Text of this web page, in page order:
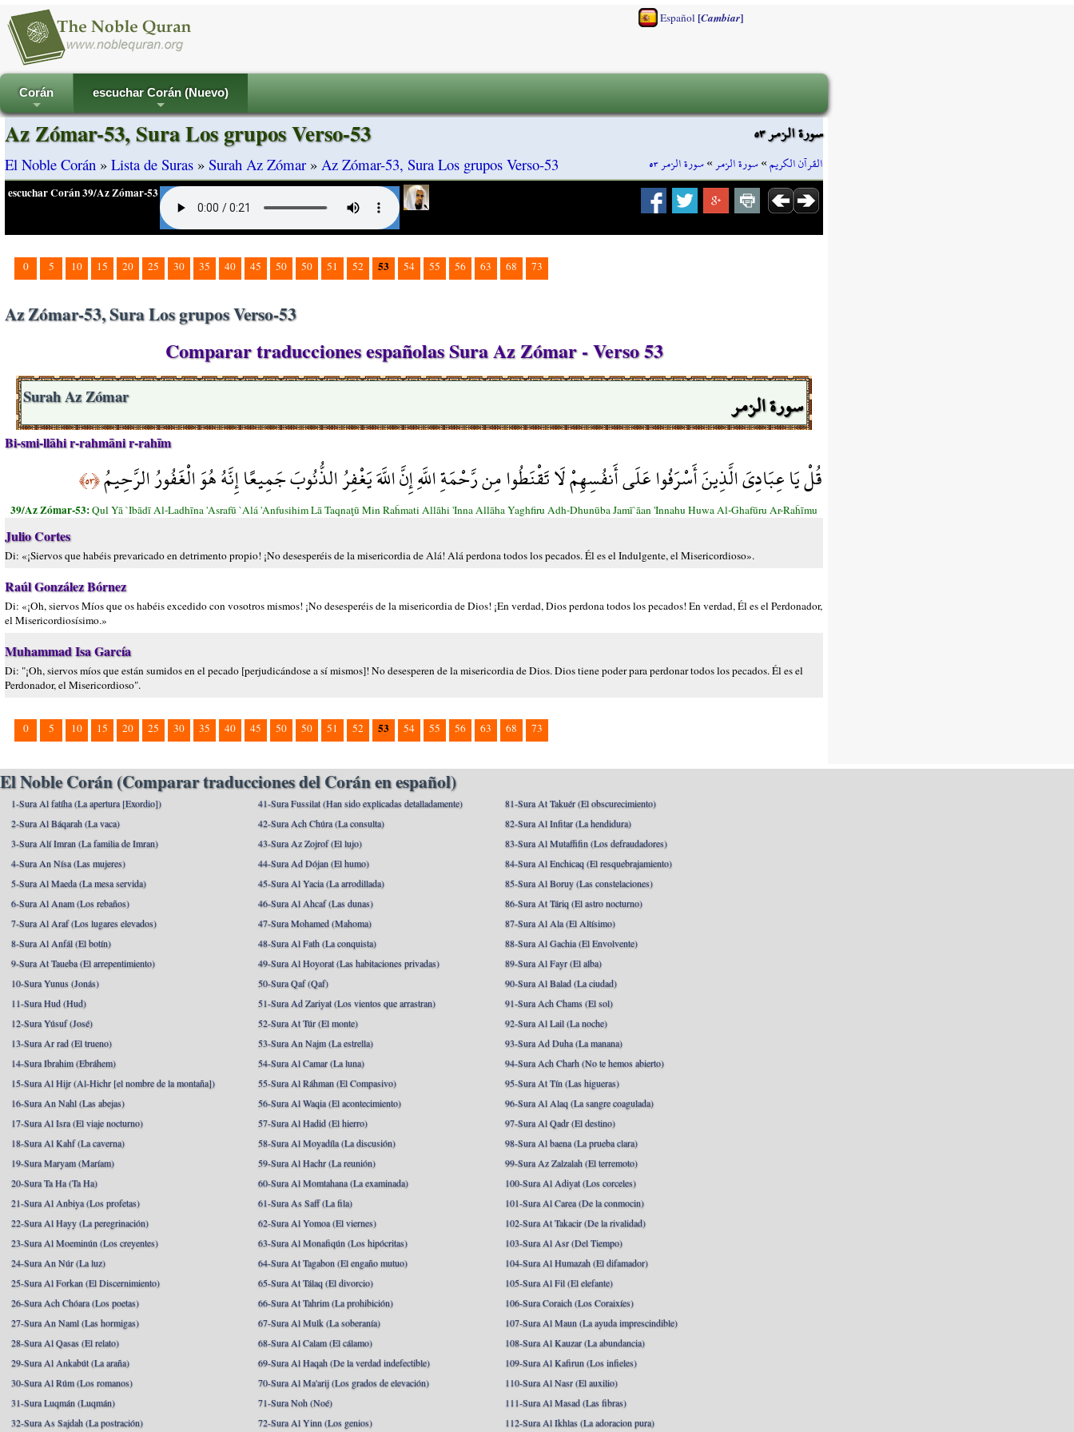
Español [Cambiar]
+
Corán
+
escuchar Corán (Nuevo)
سورة الزمر ٥٣
القرآن الكريم»سورة الزمر»سورة الزمر ٥٣
Az Zómar-53, Sura Los grupos Verso-53
El Noble Corán » Lista de Suras » Surah Az Zómar » Az Zómar-53, Sura Los grupos Verso-53
escuchar Corán 39/Az Zómar-53
0 5 10 15 20 25 30 35 40 45 50 50 51 52 53 54 55 56 63 68 73
Az Zómar-53, Sura Los grupos Verso-53
Comparar traducciones españolas Sura Az Zómar - Verso 53
سورة الزمر Surah Az Zómar
Bi-smi-llāhi r-rahmāni r-rahīm
قُلْ يَا عِبَادِيَ الَّذِينَ أَسْرَفُوا عَلَى أَنفُسِهِمْ لَا تَقْنَطُوا مِن رَّحْمَةِ اللَّهِ إِنَّ اللَّهَ يَغْفِرُ الذُّنُوبَ جَمِيعًا إِنَّهُ هُوَ الْغَفُورُ الرَّحِيمُ﴿٥٣﴾
39/Az Zómar-53:Qul Yā `Ibādī Al-Ladhīna 'Asrafū `Alá 'Anfusihim Lā Taqnaţū Min Raĥmati Allāhi 'Inna Allāha Yaghfiru Adh-Dhunūba Jamī`āan 'Innahu Huwa Al-Ghafūru Ar-Raĥīmu
Julio Cortes
Di: «¡Siervos que habéis prevaricado en detrimento propio! ¡No desesperéis de la misericordia de Alá! Alá perdona todos los pecados. Él es el Indulgente, el Misericordioso».
Raúl González Bórnez
Di: «¡Oh, siervos Míos que os habéis excedido con vosotros mismos! ¡No desesperéis de la misericordia de Dios! ¡En verdad, Dios perdona todos los pecados! En verdad, Él es el Perdonador,
el Misericordiosísimo.»
Muhammad Isa García
Di: "¡Oh, siervos míos que están sumidos en el pecado [perjudicándose a sí mismos]! No desesperen de la misericordia de Dios. Dios tiene poder para perdonar todos los pecados. Él es el
Perdonador, el Misericordioso".
0 5 10 15 20 25 30 35 40 45 50 50 51 52 53 54 55 56 63 68 73
El Noble Corán (Comparar traducciones del Corán en español)
1-Sura Al fatíha (La apertura [Exordio])
2-Sura Al Báqarah (La vaca)
3-Sura Alí Imran (La familia de Imran)
4-Sura An Nísa (Las mujeres)
5-Sura Al Maeda (La mesa servida)
6-Sura Al Anam (Los rebaños)
7-Sura Al Araf (Los lugares elevados)
8-Sura Al Anfál (El botín)
9-Sura At Taueba (El arrepentimiento)
10-Sura Yunus (Jonás)
11-Sura Hud (Hud)
12-Sura Yúsuf (José)
13-Sura Ar rad (El trueno)
14-Sura Ibrahim (Ebráhem)
15-Sura Al Hijr (Al-Hichr [el nombre de la montaña])
16-Sura An Nahl (Las abejas)
17-Sura Al Isra (El viaje nocturno)
18-Sura Al Kahf (La caverna)
19-Sura Maryam (Maríam)
20-Sura Ta Ha (Ta Ha)
21-Sura Al Anbiya (Los profetas)
22-Sura Al Hayy (La peregrinación)
23-Sura Al Moeminún (Los creyentes)
24-Sura An Núr (La luz)
25-Sura Al Forkan (El Discernimiento)
26-Sura Ach Chóara (Los poetas)
27-Sura An Naml (Las hormigas)
28-Sura Al Qasas (El relato)
29-Sura Al Ankabút (La araña)
30-Sura Al Rúm (Los romanos)
31-Sura Luqmán (Luqmán)
32-Sura As Sajdah (La postración)
41-Sura Fussilat (Han sido explicadas detalladamente)
42-Sura Ach Chúra (La consulta)
43-Sura Az Zojrof (El lujo)
44-Sura Ad Dójan (El humo)
45-Sura Al Yacia (La arrodillada)
46-Sura Al Ahcaf (Las dunas)
47-Sura Mohamed (Mahoma)
48-Sura Al Fath (La conquista)
49-Sura Al Hoyorat (Las habitaciones privadas)
50-Sura Qaf (Qaf)
51-Sura Ad Zariyat (Los vientos que arrastran)
52-Sura At Túr (El monte)
53-Sura An Najm (La estrella)
54-Sura Al Camar (La luna)
55-Sura Al Ráhman (El Compasivo)
56-Sura Al Waqia (El acontecimiento)
57-Sura Al Hadid (El hierro)
58-Sura Al Moyadíla (La discusión)
59-Sura Al Hachr (La reunión)
60-Sura Al Momtahana (La examinada)
61-Sura As Saff (La fila)
62-Sura Al Yomoa (El viernes)
63-Sura Al Monafiqún (Los hipócritas)
64-Sura At Tagabon (El engaño mutuo)
65-Sura At Tálaq (El divorcio)
66-Sura At Tahrim (La prohibición)
67-Sura Al Mulk (La soberanía)
68-Sura Al Calam (El cálamo)
69-Sura Al Haqah (De la verdad indefectible)
70-Sura Al Ma'arij (Los grados de elevación)
71-Sura Noh (Noé)
72-Sura Al Yinn (Los genios)
81-Sura At Takuér (El obscurecimiento)
82-Sura Al Infitar (La hendidura)
83-Sura Al Mutaffifin (Los defraudadores)
84-Sura Al Enchicaq (El resquebrajamiento)
85-Sura Al Boruy (Las constelaciones)
86-Sura At Táriq (El astro nocturno)
87-Sura Al Ala (El Altísimo)
88-Sura Al Gachia (El Envolvente)
89-Sura Al Fayr (El alba)
90-Sura Al Balad (La ciudad)
91-Sura Ach Chams (El sol)
92-Sura Al Lail (La noche)
93-Sura Ad Duha (La manana)
94-Sura Ach Charh (No te hemos abierto)
95-Sura At Tín (Las higueras)
96-Sura Al Alaq (La sangre coagulada)
97-Sura Al Qadr (El destino)
98-Sura Al baena (La prueba clara)
99-Sura Az Zalzalah (El terremoto)
100-Sura Al Adiyat (Los corceles)
101-Sura Al Carea (De la conmocin)
102-Sura At Takacir (De la rivalidad)
103-Sura Al Asr (Del Tiempo)
104-Sura Al Humazah (El difamador)
105-Sura Al Fil (El elefante)
106-Sura Coraich (Los Coraixíes)
107-Sura Al Maun (La ayuda imprescindible)
108-Sura Al Kauzar (La abundancia)
109-Sura Al Kafirun (Los infieles)
110-Sura Al Nasr (El auxilio)
111-Sura Al Masad (Las fibras)
112-Sura Al Ikhlas (La adoracion pura)